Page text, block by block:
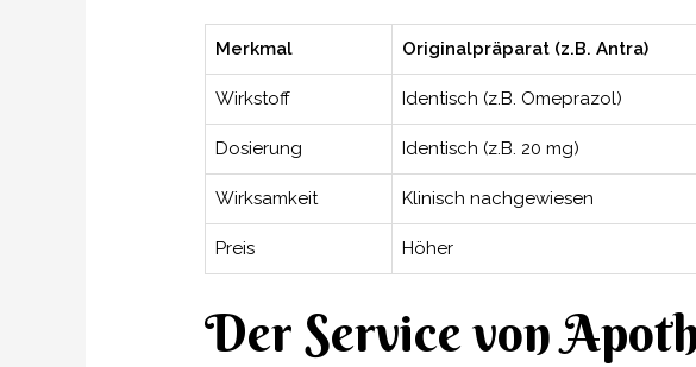
Merkmal Originalpräparat (z.B. Antra)
Wirkstoff Identisch (z.B. Omeprazol)
Dosierung Identisch (z.B. 20 mg)
Wirksamkeit Klinisch nachgewiesen
Preis Höher
Der Service von